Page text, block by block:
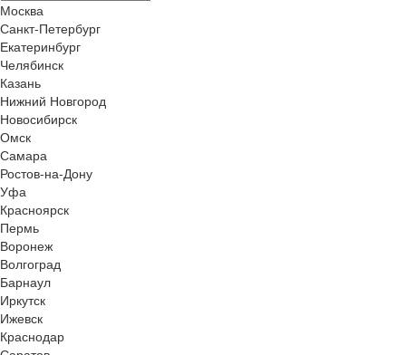
Москва
Санкт-Петербург
Екатеринбург
Челябинск
Казань
Нижний Новгород
Новосибирск
Омск
Самара
Ростов-на-Дону
Уфа
Красноярск
Пермь
Воронеж
Волгоград
Барнаул
Иркутск
Ижевск
Краснодар